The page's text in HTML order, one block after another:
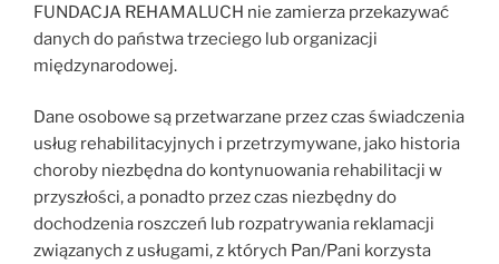
FUNDACJA REHAMALUCH nie zamierza przekazywać
danych do państwa trzeciego lub organizacji
międzynarodowej.
Dane osobowe są przetwarzane przez czas świadczenia
usług rehabilitacyjnych i przetrzymywane, jako historia
choroby niezbędna do kontynuowania rehabilitacji w
przyszłości, a ponadto przez czas niezbędny do
dochodzenia roszczeń lub rozpatrywania reklamacji
związanych z usługami, z których Pan/Pani korzysta